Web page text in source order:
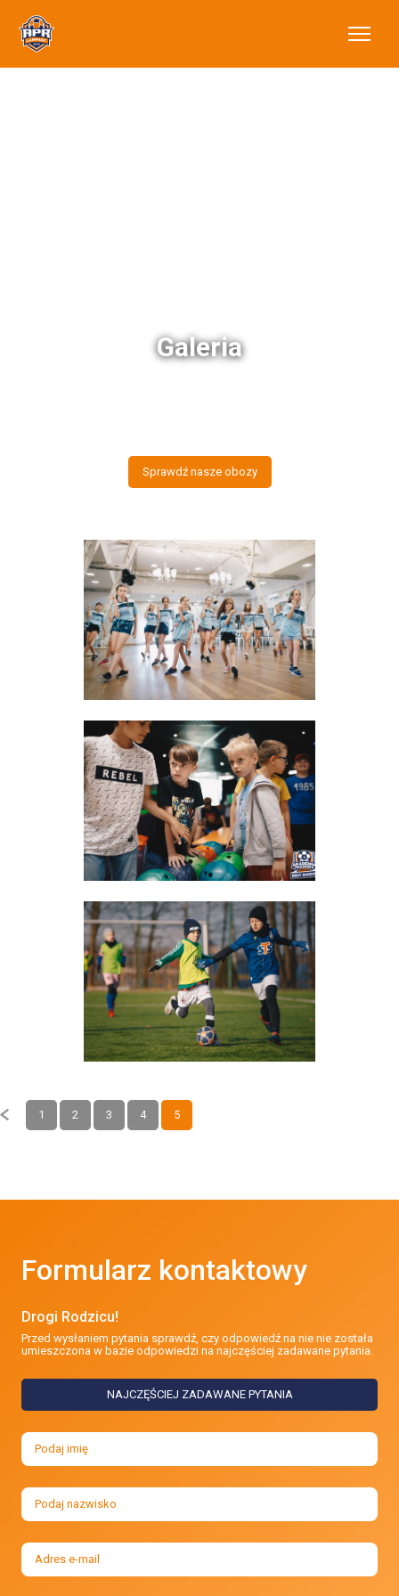
Galeria
Sprawdź nasze obozy
1 2 3 4 5
Formularz kontaktowy
Drogi Rodzicu!
Przed wysłaniem pytania sprawdź, czy odpowiedź na nie nie została
umieszczona w bazie odpowiedzi na najczęściej zadawane pytania.
NAJCZĘŚCIEJ ZADAWANE PYTANIA